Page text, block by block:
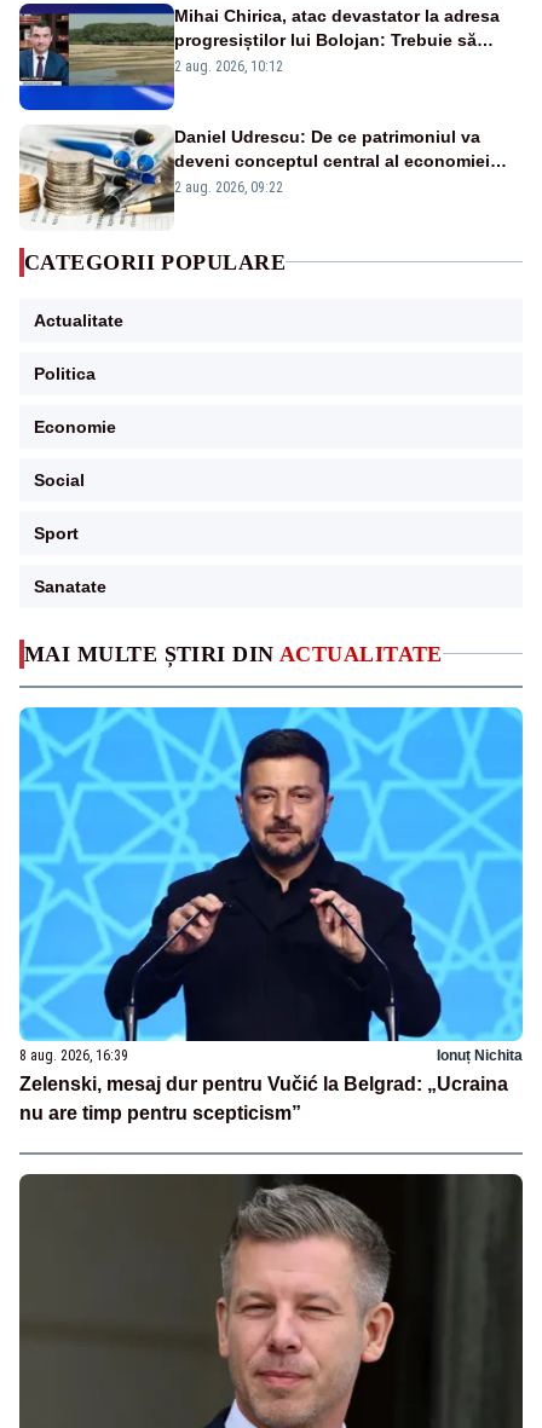
MAI MULTE ȘTIRI DIN ACTUALITATE
8 aug. 2026, 16:39 Ionuț Nichita
Zelenski, mesaj dur pentru Vučić la Belgrad: „Ucraina
nu are timp pentru scepticism”
Mihai Chirica, atac devastator la adresa
progresiștilor lui Bolojan: Trebuie să
protejăm și natura, dar nu șținem omaneii
2 aug. 2026, 10:12
Daniel Udrescu: De ce patrimoniul va
deveni conceptul central al economiei
viitoare?
2 aug. 2026, 09:22
CATEGORII POPULARE
Actualitate
Politica
Economie
Social
Sport
Sanatate